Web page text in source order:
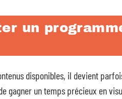
un
disponibles, il devient
gagner un temps précieux en